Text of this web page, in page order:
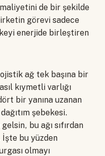
de bir şekilde
görevi sadece
enerjide birleştiren
ağ tek başına bir
kıymetli varlığı
bir yanına uzanan
şebekesi.
bu ağı sıfırdan
İşte bu yüzden
olmayı